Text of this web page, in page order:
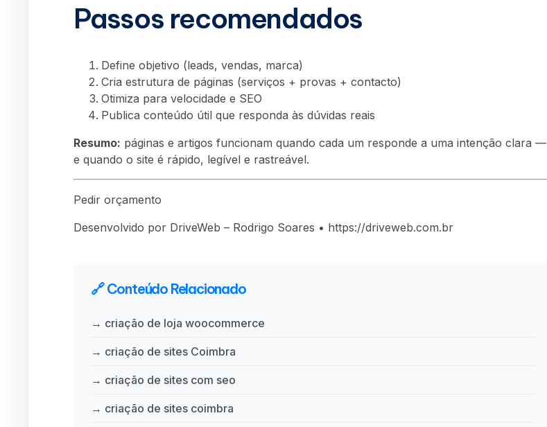
Passos recomendados
Define objetivo (leads, vendas, marca)
Cria estrutura de páginas (serviços + provas + contacto)
Otimiza para velocidade e SEO
Publica conteúdo útil que responda às dúvidas reais
Resumo: páginas e artigos funcionam quando cada um responde a uma intenção clara —
e quando o site é rápido, legível e rastreável.
Pedir orçamento
Desenvolvido por DriveWeb – Rodrigo Soares • https://driveweb.com.br
🔗 Conteúdo Relacionado
→ criação de loja woocommerce
→ criação de sites Coimbra
→ criação de sites com seo
→ criação de sites coimbra